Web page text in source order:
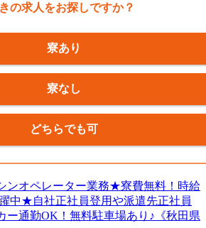
の求人をお探しですか？
寮あり
寮なし
どちらでも可